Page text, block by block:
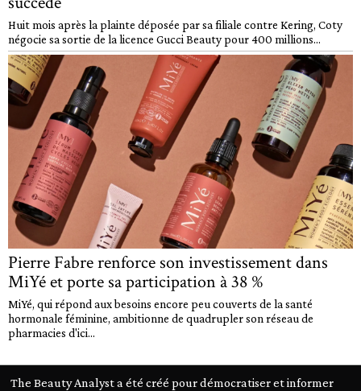
Huit mois après la plainte déposée par sa filiale contre Kering, Coty
négocie sa sortie de la licence Gucci Beauty pour 400 millions...
Pierre Fabre renforce son investissement dans
MiYé et porte sa participation à 38 %
MiYé, qui répond aux besoins encore peu couverts de la santé
hormonale féminine, ambitionne de quadrupler son réseau de
pharmacies d'ici...
The Beauty Analyst a été créé pour démocratiser et informer